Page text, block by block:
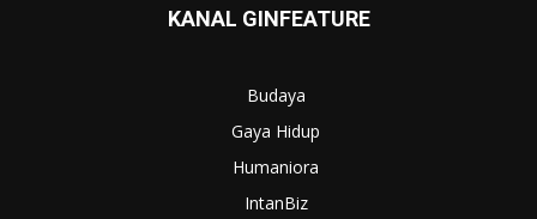
KANAL GINFEATURE
Budaya
Gaya Hidup
Humaniora
IntanBiz